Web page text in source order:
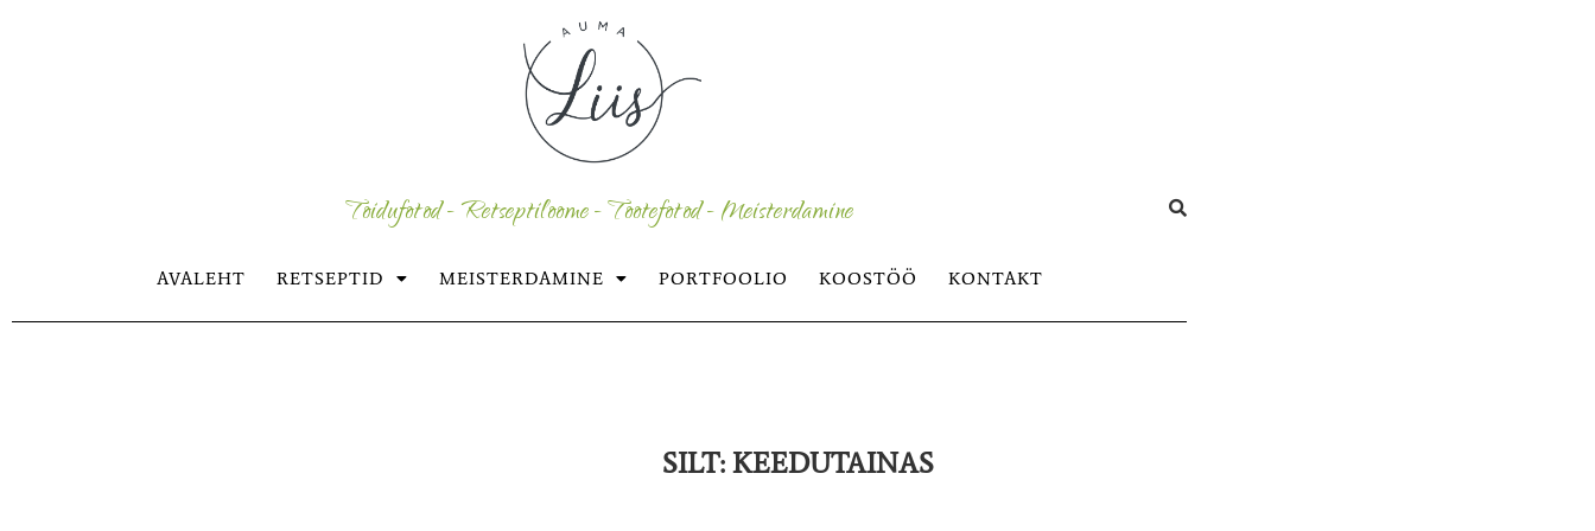
Toidufotod - Retseptiloome - Tootefotod - Meisterdamine
AVALEHT RETSEPTID MEISTERDAMINE PORTFOOLIO KOOSTÖÖ KONTAKT
SILT: KEEDUTAINAS